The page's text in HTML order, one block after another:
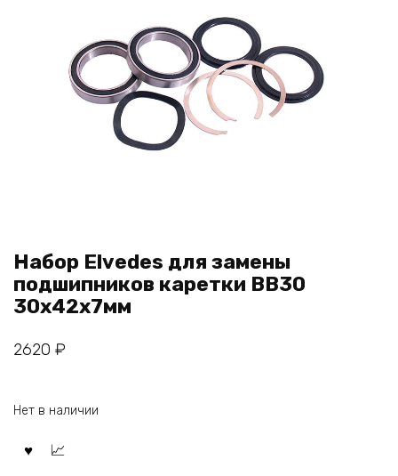
Набор Elvedes для замены
подшипников каретки BB30
30х42х7мм
2620 ₽
Нет в наличии